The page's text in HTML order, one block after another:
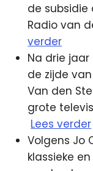
de subsidie
Radio van
verder
Na drie
de zijde
Van den
grote
Lees verder
Volgens Jo
klassieke